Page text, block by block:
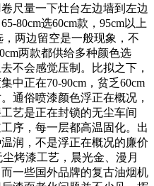
尺量一下灶台左边墙到左边
80cm选60cm款，95cm以上
两边留空是一般现象，不
两款都供给多种颜色选
不会感觉压制。比拟之下，
中正在70-90cm，贫乏60cm
通俗喷漆颜色浮正在概况，
艺是正在封锁的无尘车间
序，每一层都高温固化。出
润，不是浮正在概况的廉价
烤漆工艺，晨光金、漫月
一些国外品牌的复古油烟机